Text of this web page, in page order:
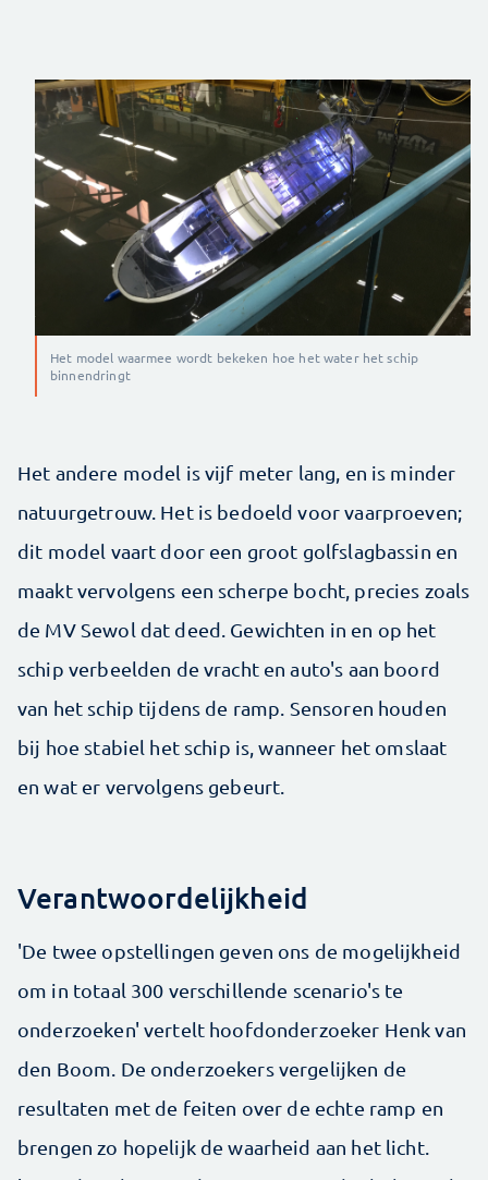
Het model waarmee wordt bekeken hoe het water het schip
binnendringt
Het andere model is vijf meter lang, en is minder
natuurgetrouw. Het is bedoeld voor vaarproeven;
dit model vaart door een groot golfslagbassin en
maakt vervolgens een scherpe bocht, precies zoals
de MV Sewol dat deed. Gewichten in en op het
schip verbeelden de vracht en auto's aan boord
van het schip tijdens de ramp. Sensoren houden
bij hoe stabiel het schip is, wanneer het omslaat
en wat er vervolgens gebeurt.
Verantwoordelijkheid
'De twee opstellingen geven ons de mogelijkheid
om in totaal 300 verschillende scenario's te
onderzoeken' vertelt hoofdonderzoeker Henk van
den Boom. De onderzoekers vergelijken de
resultaten met de feiten over de echte ramp en
brengen zo hopelijk de waarheid aan het licht.